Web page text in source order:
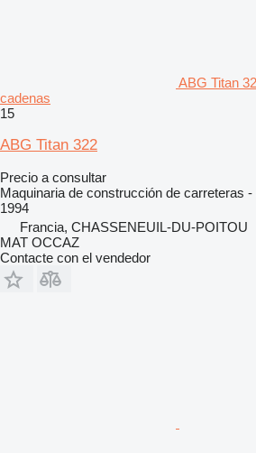
ABG Titan
cadenas
15
ABG Titan 322
Precio a consultar
Maquinaria de construcción de carreteras
1994
Francia, CHASSENEUIL-DU-POITOU
MAT OCCAZ
Contacte con el vendedor